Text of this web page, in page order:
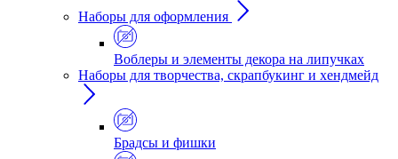
Наборы для оформления
Воблеры и элементы декора на липучках
Наборы для творчества, скрапбукинг и хендмейд
Брадсы и фишки